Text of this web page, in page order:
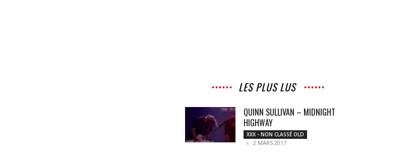
LES PLUS LUS
QUINN SULLIVAN – MIDNIGHT
HIGHWAY
XXX - NON CLASSÉ OLD
2 MARS 2017